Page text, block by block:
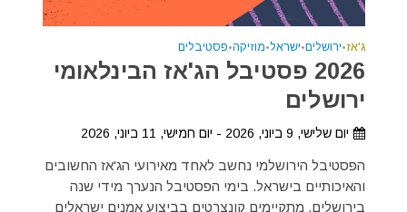
ג'אז•ירושלים•ישראל•מוזיקה•פסטיבלים
2026 פסטיבל הג'אז הבינלאומי
ירושלים
יום שלישי, 9 ביוני, 2026 - יום חמישי, 11 ביוני, 2026
הפסטיבל הירושלמי נחשב לאחד מאירועי הג'אז החשובים
והאיכותיים בישראל. בימי הפסטיבל הנערך מידי שנה
בירושלים, מתקיימים קונצרטים בביצוע אמנים ישראלים